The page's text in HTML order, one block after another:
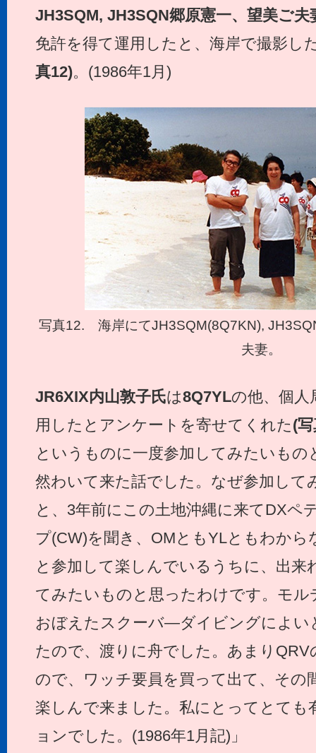
JH3SQM, JH3SQN郷原憲一、望美ご夫
免許を得て運用したと、海岸で撮影し
真12)。(1986年1月)
写真12. 海岸にてJH3SQM(8Q7KN),
夫妻。
JR6XIX内山敦子氏は8Q7YLの他、個人
用したとアンケートを寄せてくれた (
というものに一度参加してみたいも
然わいて来た話でした。なぜ参加して
と、3年前にこの土地沖縄に来てDXペ
プ(CW)を聞き、OMともYLともわか
と参加して楽しんでいるうちに、出来
てみたいものと思ったわけです。モ
おぼえたスクーバ―ダイビングによい
たので、渡りに舟でした。あまり
ので、ワッチ要員を買って出て、その
楽しんで来ました。私にとってとても
ョンでした。(1986年1月記)」